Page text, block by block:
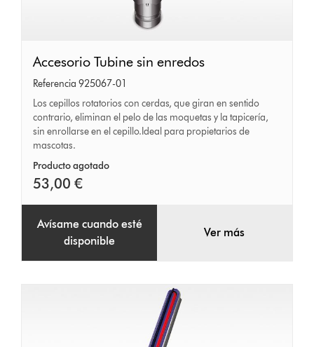
Accesorio
Tubine
sin
enredos
Accesorio Tubine sin enredos
Referencia 925067-01
Los cepillos rotatorios con cerdas, que giran en sentido
contrario, eliminan el pelo de las moquetas y la tapicería,
sin enrollarse en el cepillo.Ideal para propietarios de
mascotas.
Producto agotado
53,00 €
Avísame cuando esté
disponible
Ver más